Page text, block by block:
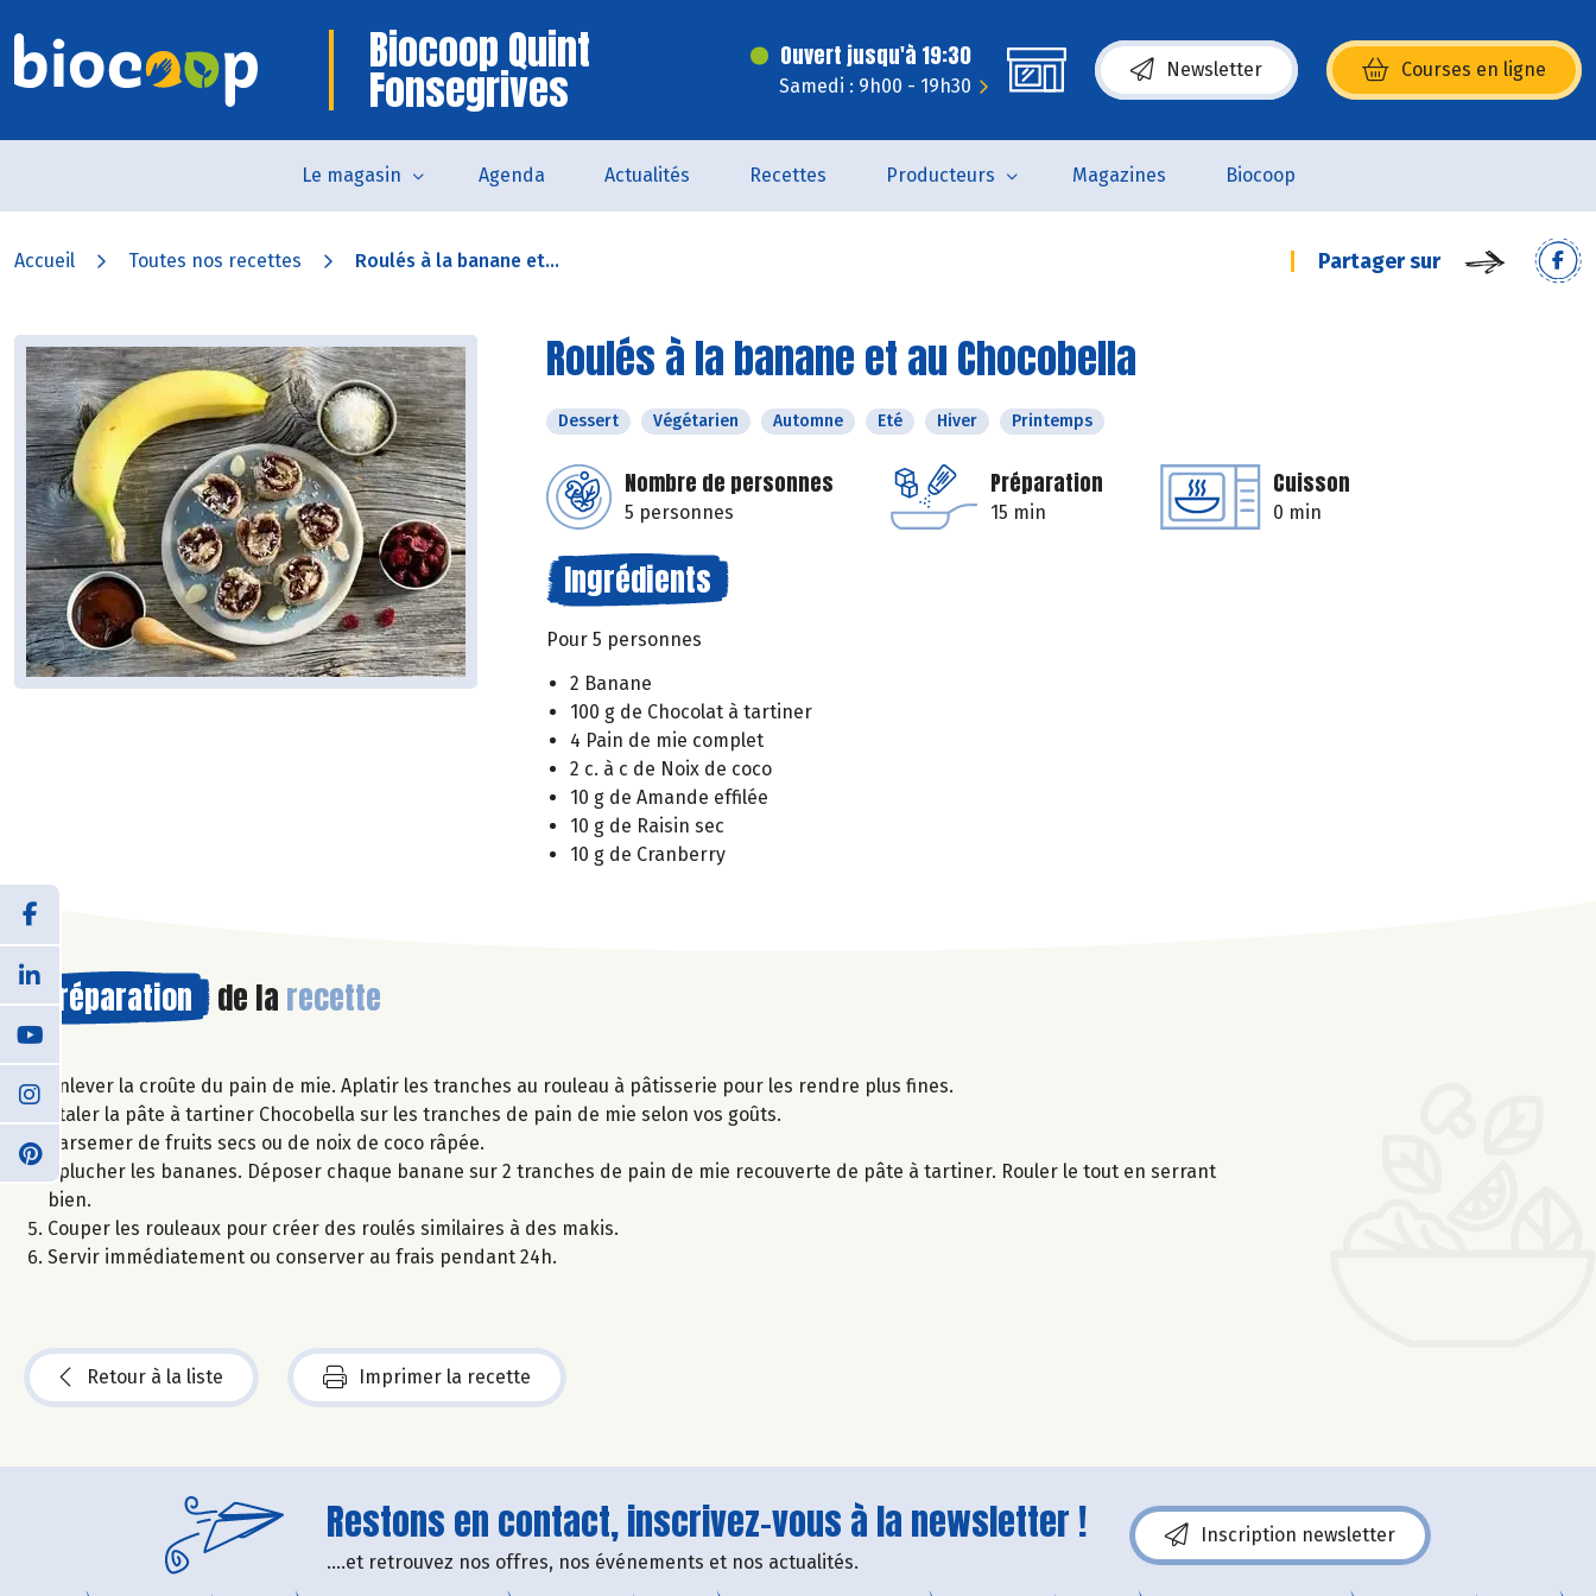
Biocoop Quint
Fonsegrives
Ouvert jusqu'à 19:30
Samedi : 9h00 - 19h30
Newsletter Courses en ligne
(s’ouvre dans une nouvelle fenêtre)
Le magasin Agenda Actualités Recettes Producteurs Magazines Biocoop
Accueil Toutes nos recettes Roulés à la banane et... Partager sur
Roulés à la banane et au Chocobella
Dessert Végétarien Automne Eté Hiver Printemps
Nombre de personnes
5 personnes
Préparation
15 min
Cuisson
0 min
Ingrédients
Pour 5 personnes
2 Banane
100 g de Chocolat à tartiner
4 Pain de mie complet
2 c. à c de Noix de coco
10 g de Amande effilée
10 g de Raisin sec
10 g de Cranberry
Préparation de la recette
Enlever la croûte du pain de mie. Aplatir les tranches au rouleau à pâtisserie pour les rendre plus fines.
Etaler la pâte à tartiner Chocobella sur les tranches de pain de mie selon vos goûts.
Parsemer de fruits secs ou de noix de coco râpée.
Eplucher les bananes. Déposer chaque banane sur 2 tranches de pain de mie recouverte de pâte à tartiner. Rouler le tout en serrant
bien.
Couper les rouleaux pour créer des roulés similaires à des makis.
Servir immédiatement ou conserver au frais pendant 24h.
Retour à la liste Imprimer la recette
Restons en contact, inscrivez-vous à la newsletter !
....et retrouvez nos offres, nos événements et nos actualités.
Inscription newsletter